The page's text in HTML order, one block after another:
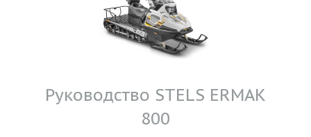
Руководство STELS ERMAK
800